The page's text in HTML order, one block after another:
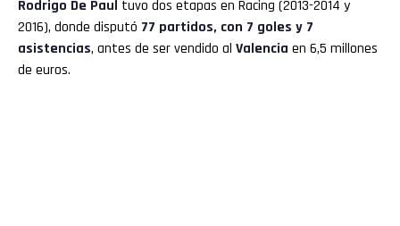
Rodrigo De Paul tuvo dos etapas en Racing (2013-2014 y
2016), donde disputó 77 partidos, con 7 goles y 7
asistencias, antes de ser vendido al Valencia en 6,5 millones
de euros.